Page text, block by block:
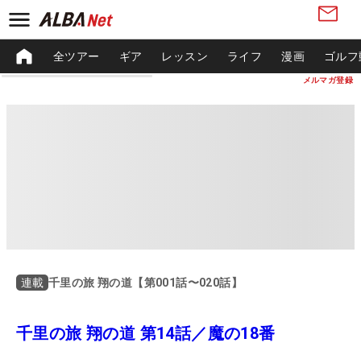
メルマガ登録
全ツアー ギア レッスン ライフ 漫画 ゴル
連載 千里の旅 翔の道【第001話〜020話】
千里の旅 翔の道 第14話／魔の18番